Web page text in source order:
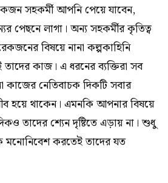
সহকর্মী আপনি পেয়ে যাবেন,
পেছনে লাগা। অন্য সহকর্মীর কৃতিত্ব
বিষয়ে নানা কল্পকাহিনি
কাজ। এ ধরনের ব্যক্তিরা সব
নেতিবাচক দিকটি সবার
হয়ে থাকেন। এমনকি আপনার বিষয়ে
তাদের শ্যেন দৃষ্টিতে এড়ায় না। শুধু
মনোনিবেশ করতেই তাদের যত